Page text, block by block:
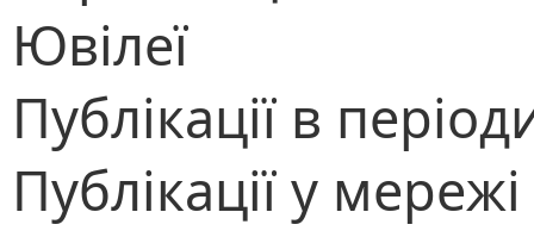
Ювілеї
Публікації в
Публікації у